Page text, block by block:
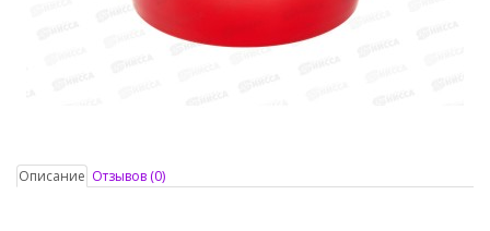
Описание Отзывов (0)